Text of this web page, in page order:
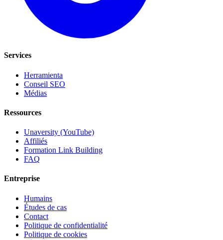
Services
Herramienta
Conseil SEO
Médias
Ressources
Unaversity (YouTube)
Affiliés
Formation Link Building
FAQ
Entreprise
Humains
Études de cas
Contact
Politique de confidentialité
Politique de cookies